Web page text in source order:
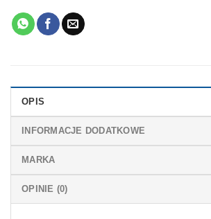
OPIS
INFORMACJE DODATKOWE
MARKA
OPINIE (0)